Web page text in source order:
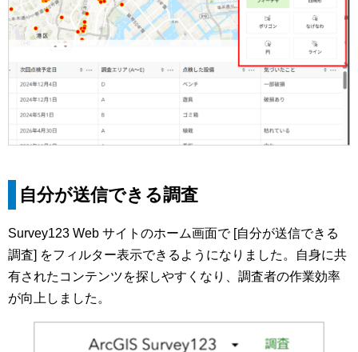
自分が送信できる調査
Survey123 Web サイトのホーム画面で [自分が送信できる
調査] をフィルター表示できるようになりました。自身に共
有されたコンテンツを探しやすくなり、調査者の作業効率
が向上しました。